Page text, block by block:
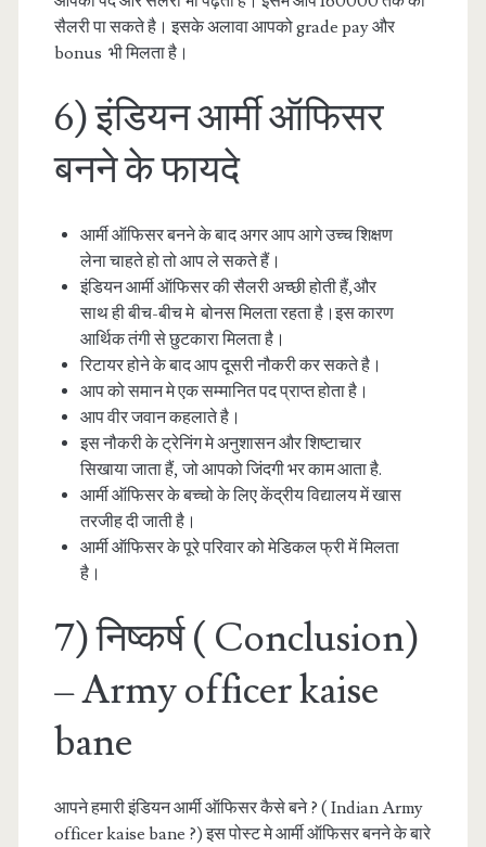
सैलरी पा सकते है। इसके अलावा आपको grade pay और
bonus भी मिलता है।
6) इंडियन आर्मी ऑफिसर
बनने के फायदे
आर्मी ऑफिसर बनने के बाद अगर आप आगे उच्च शिक्षण
लेना चाहते हो तो आप ले सकते हैं।
इंडियन आर्मी ऑफिसर की सैलरी अच्छी होती हैं,और
साथ ही बीच-बीच मे बोनस मिलता रहता है।इस कारण
आर्थिक तंगी से छुटकारा मिलता है।
रिटायर होने के बाद आप दूसरी नौकरी कर सकते है।
आप को समान मे एक सम्मानित पद प्राप्त होता है।
आप वीर जवान कहलाते है।
इस नौकरी के ट्रेनिंग मे अनुशासन और शिष्टाचार
सिखाया जाता हैं, जो आपको जिंदगी भर काम आता है.
आर्मी ऑफिसर के बच्चो के लिए केंद्रीय विद्यालय में खास
तरजीह दी जाती है।
आर्मी ऑफिसर के पूरे परिवार को मेडिकल फ्री में मिलता
है।
7) निष्कर्ष ( Conclusion)
– Army officer kaise
bane
आपने हमारी इंडियन आर्मी ऑफिसर कैसे बने ? ( Indian Army
officer kaise bane ?) इस पोस्ट मे आर्मी ऑफिसर बनने के बारे